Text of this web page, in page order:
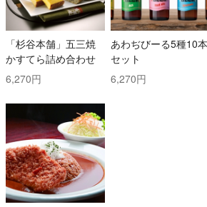
「杉谷本舗」五三焼
かすてら詰め合わせ
6,270円
あわぢびーる5種10本
セット
6,270円